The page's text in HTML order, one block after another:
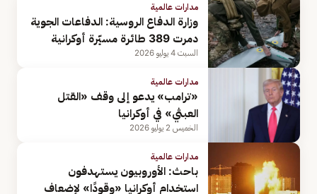
مدارات عالمية
وزارة الدفاع الروسية: الدفاعات الجوية
دمرت 389 طائرة مسيّرة أوكرانية
السبت 4 يوليو 2026
مدارات عالمية
«ترامب» يدعو إلى وقف «القتل
العبثي» في أوكرانيا
الخميس 2 يوليو 2026
مدارات عالمية
باحث: الأوروبيون يستهدفون
استخدام أوكرانيا «وقودًا» لإضعاف